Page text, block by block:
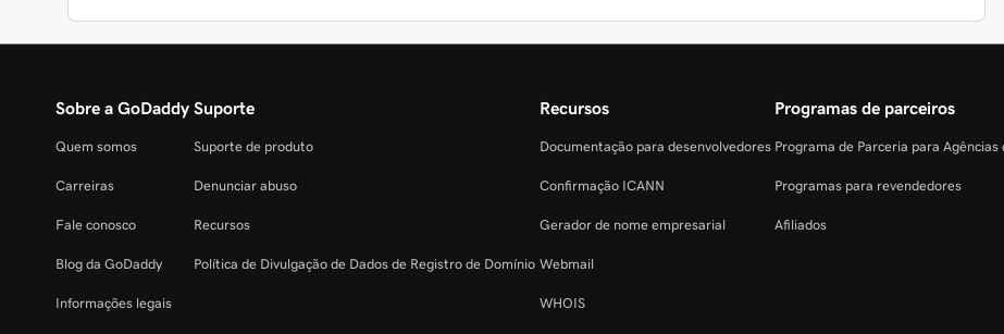
Sobre a GoDaddy
Quem somos
Carreiras
Fale conosco
Blog da GoDaddy
Informações legais
Suporte
Suporte de produto
Denunciar abuso
Recursos
Política de Divulgação de Dados de Registro de Domínio
Recursos
Documentação para desenvolvedores
Confirmação ICANN
Gerador de nome empresarial
Webmail
WHOIS
Programas de parceiros
Programa de Parceria para Agências
Programas para revendedores
Afiliados